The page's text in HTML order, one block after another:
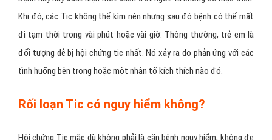
Khi đó, các Tic không thể kìm nén nhưng sau đó bệnh có thể mất
đi tạm thời trong vài phút hoặc vài giờ. Thông thường, trẻ em là
đối tượng dễ bị hội chứng tic nhất. Nó xảy ra do phản ứng với các
tình huống bên trong hoặc một nhân tố kích thích nào đó.
Rối loạn Tic có nguy hiểm không?